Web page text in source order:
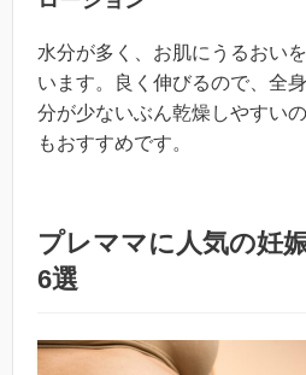
水分が多く、お肌にうるおい
います。良く伸びるので、全
分が少ないぶん乾燥しやすい
もおすすめです。
プレママに人気の妊
6選